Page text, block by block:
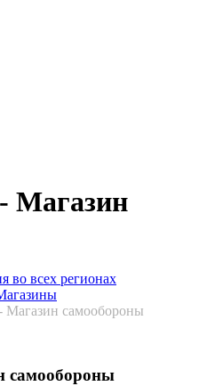
Магазин
во всех регионах
Магазин самообороны
самообороны